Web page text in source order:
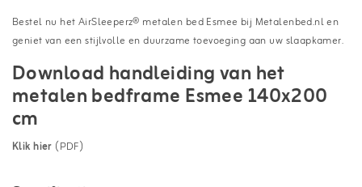
Bestel nu het AirSleeperz® metalen bed Esmee bij Metalenbed.nl en
geniet van een stijlvolle en duurzame toevoeging aan uw slaapkamer.
Download handleiding van het
metalen bedframe Esmee 140x200
cm
Klik hier (PDF)